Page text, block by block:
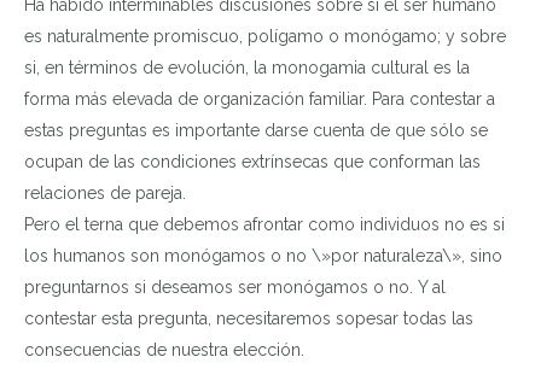
Ha habido interminables discusiones sobre si el ser humano
es naturalmente promiscuo, polígamo o monógamo; y sobre
si, en términos de evolución, la monogamia cultural es la
forma más elevada de organización familiar. Para contestar a
estas preguntas es importante darse cuenta de que sólo se
ocupan de las condiciones extrínsecas que conforman las
relaciones de pareja.
Pero el terna que debemos afrontar como individuos no es si
los humanos son monógamos o no \»por naturaleza\», sino
preguntarnos si deseamos ser monógamos o no. Y al
contestar esta pregunta, necesitaremos sopesar todas las
consecuencias de nuestra elección.